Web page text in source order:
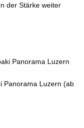
der Stärke weiter
Panorama Luzern (ab